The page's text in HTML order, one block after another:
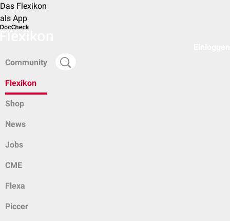
Das Flexikon
als App
Community
Flexikon
Shop
News
Jobs
CME
Flexa
Piccer